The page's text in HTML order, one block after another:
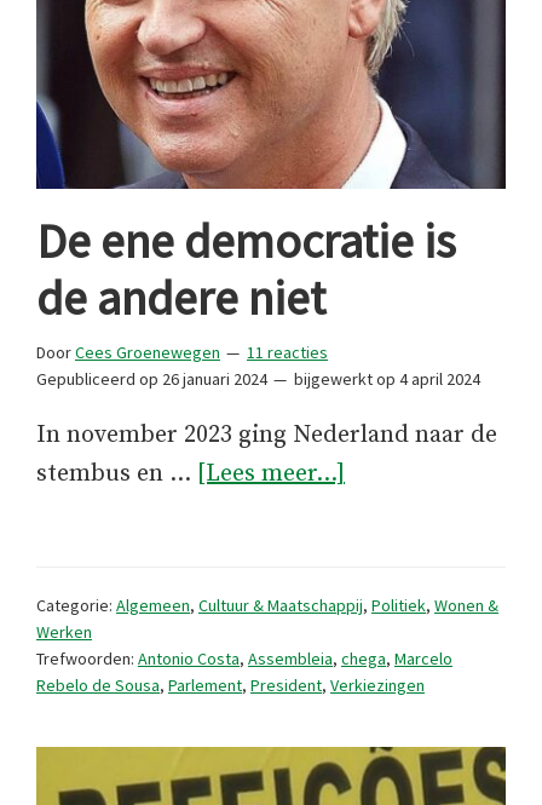
De ene democratie is
de andere niet
DoorCees Groenewegen
11 reacties
Gepubliceerd op 26 januari 2024 bijgewerkt op 4 april 2024
In november 2023 ging Nederland naar de
stembus en … [Lees meer...]
andere
Categorie: Algemeen, Cultuur & Maatschappij, Politiek, Wonen &
Werken
Trefwoorden: Antonio Costa, Assembleia, chega, Marcelo
Rebelo de Sousa, Parlement, President, Verkiezingen